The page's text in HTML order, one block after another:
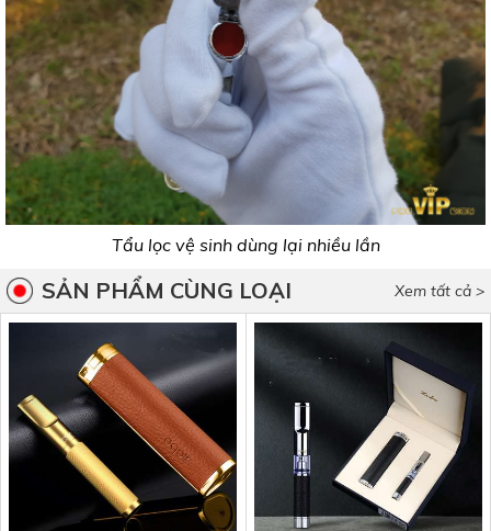
Tẩu lọc vệ sinh dùng lại nhiều lần
Xem tất cả >
SẢN PHẨM CÙNG LOẠI